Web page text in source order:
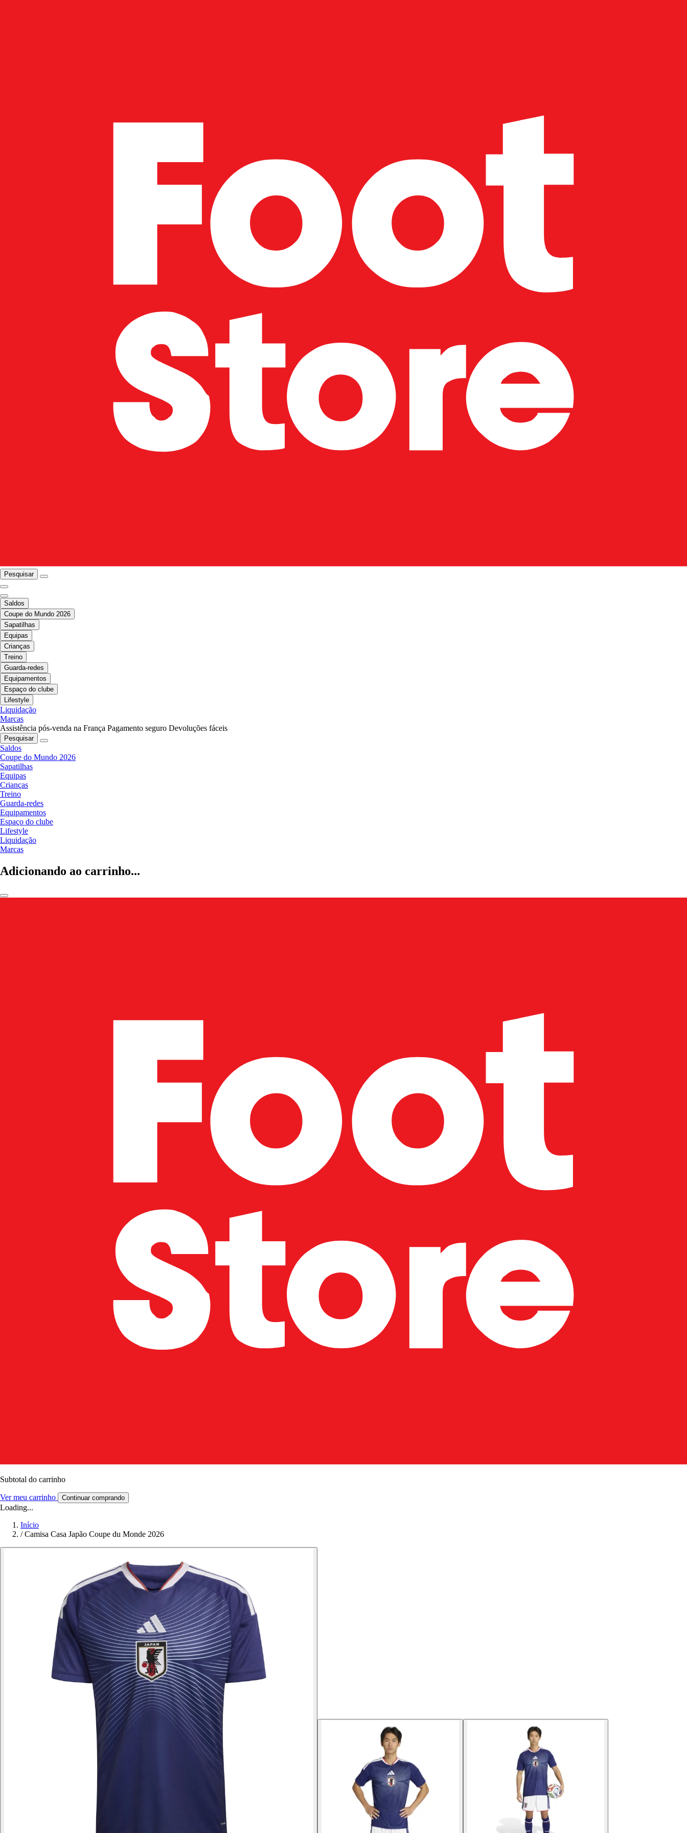
Pesquisar
Saldos
Coupe do Mundo 2026
Sapatilhas
Equipas
Crianças
Treino
Guarda-redes
Equipamentos
Espaço do clube
Lifestyle
Liquidação
Marcas
Assistência pós-venda na França Pagamento seguro Devoluções fáceis
Pesquisar
Saldos
Coupe do Mundo 2026
Sapatilhas
Equipas
Crianças
Treino
Guarda-redes
Equipamentos
Espaço do clube
Lifestyle
Liquidação
Marcas
Adicionando ao carrinho...
Subtotal do carrinho
Ver meu carrinho Continuar comprando
Loading...
Início
/ Camisa Casa Japão Coupe du Monde 2026